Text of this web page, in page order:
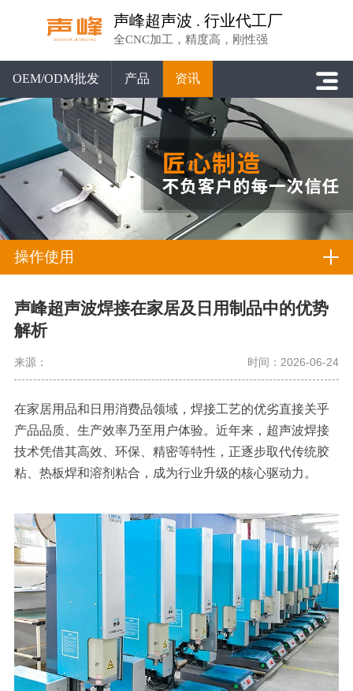
声峰超声波 . 行业代工厂
全CNC加工，精度高，刚性强
OEM/ODM批发 产品 资讯
操作使用
声峰超声波焊接在家居及日用制品中的优势
解析
来源： 时间：2026-06-24
在家居用品和日用消费品领域，焊接工艺的优劣直接关乎
产品品质、生产效率乃至用户体验。近年来，超声波焊接
技术凭借其高效、环保、精密等特性，正逐步取代传统胶
粘、热板焊和溶剂粘合，成为行业升级的核心驱动力。